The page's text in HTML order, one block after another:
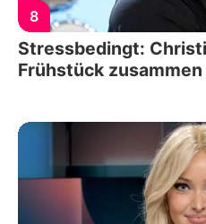
8
Stressbedingt:
Frühstück zusammen